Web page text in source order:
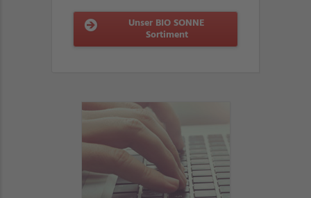
Unser BIO SONNE
Sortiment